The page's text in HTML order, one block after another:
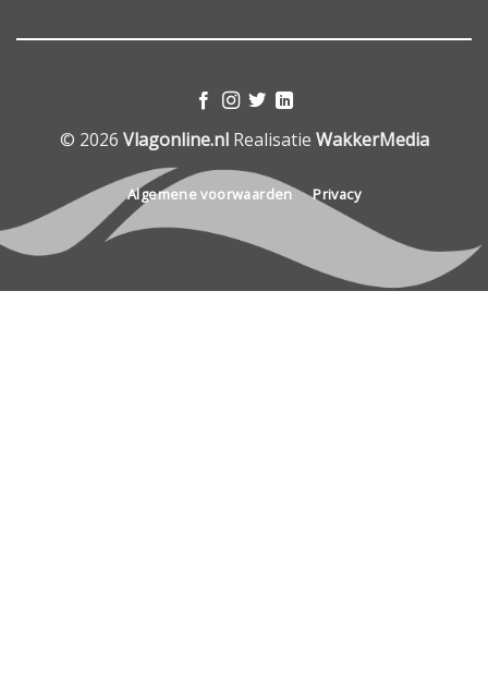
© 2026 Vlagonline.nlRealisatie WakkerMedia
Algemene voorwaarden Privacy